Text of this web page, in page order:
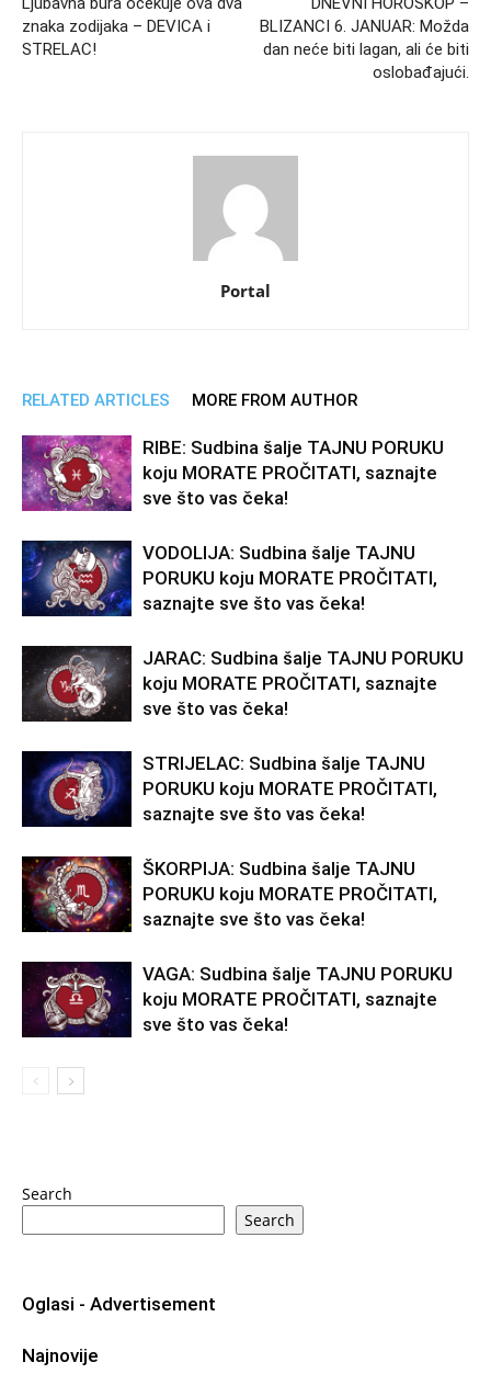
znaka zodijaka – DEVICA i
STRELAC!
BLIZANCI 6. JANUAR: Možda
dan neće biti lagan, ali će biti
oslobađajući.
Portal
RELATED ARTICLES MORE FROM AUTHOR
RIBE: Sudbina šalje TAJNU PORUKU
koju MORATE PROČITATI, saznajte
sve što vas čeka!
VODOLIJA: Sudbina šalje TAJNU
PORUKU koju MORATE PROČITATI,
saznajte sve što vas čeka!
JARAC: Sudbina šalje TAJNU PORUKU
koju MORATE PROČITATI, saznajte
sve što vas čeka!
STRIJELAC: Sudbina šalje TAJNU
PORUKU koju MORATE PROČITATI,
saznajte sve što vas čeka!
ŠKORPIJA: Sudbina šalje TAJNU
PORUKU koju MORATE PROČITATI,
saznajte sve što vas čeka!
VAGA: Sudbina šalje TAJNU PORUKU
koju MORATE PROČITATI, saznajte
sve što vas čeka!
Search
Search
Oglasi - Advertisement
Najnovije